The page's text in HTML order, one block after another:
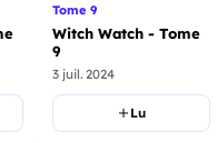
Tome 9
Witch Watch - Tome
9
3 juil. 2024
Lu